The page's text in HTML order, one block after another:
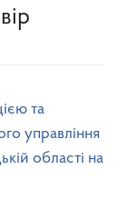
та
управління
області на